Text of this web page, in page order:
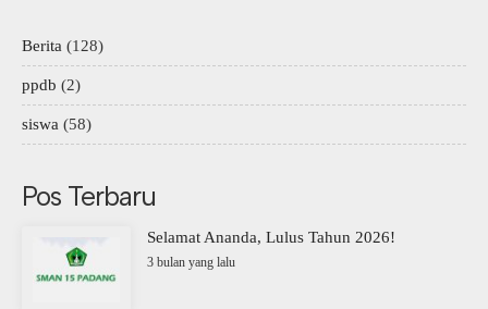
Berita (128)
ppdb (2)
siswa (58)
Pos Terbaru
Selamat Ananda, Lulus Tahun 2026!
3 bulan yang lalu